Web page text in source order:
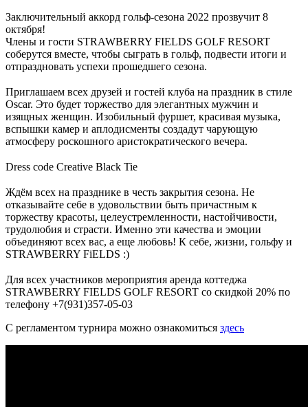
Заключительный аккорд гольф-сезона 2022 прозвучит 8
октября!
Члены и гости STRAWBERRY FIELDS GOLF RESORT
соберутся вместе, чтобы сыграть в гольф, подвести итоги и
отпраздновать успехи прошедшего сезона.
Приглашаем всех друзей и гостей клуба на праздник в стиле
Oscar. Это будет торжество для элегантных мужчин и
изящных женщин. Изобильный фуршет, красивая музыка,
вспышки камер и аплодисменты создадут чарующую
атмосферу роскошного аристократического вечера.
Dress code Creative Black Tie
Ждём всех на празднике в честь закрытия сезона. Не
отказывайте себе в удовольствии быть причастным к
торжеству красоты, целеустремленности, настойчивости,
трудолюбия и страсти. Именно эти качества и эмоции
объединяют всех вас, а еще любовь! К себе, жизни, гольфу и
STRAWBERRY FiELDS :)
Для всех участников мероприятия аренда коттеджа
STRAWBERRY FIELDS GOLF RESORT со скидкой 20% по
телефону +7(931)357-05-03
С регламентом турнира можно ознакомиться здесь